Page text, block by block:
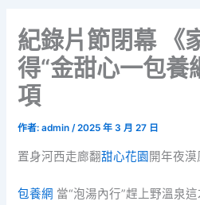
紀錄片節閉幕 《
得“金甜心一包養
項
作者:admin/2025 年 3 月 27 日
置身河西走廊翻甜心花園 開年夜漠
包養網 當“泡湯內行”趕上野溫泉